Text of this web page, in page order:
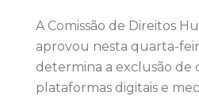
A Comissão de Direitos
aprovou nesta quarta-
determina a exclusão de
plataformas digitais e